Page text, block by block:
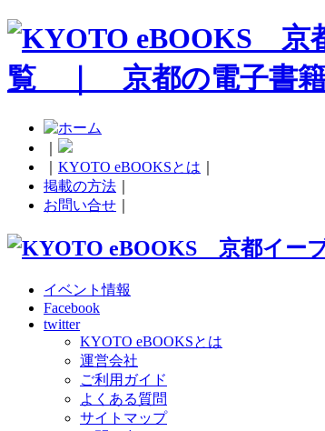
KYOTO eBOOKSとは
掲載の方法
お問い合せ
イベント情報
Facebook
twitter
KYOTO eBOOKSとは
運営会社
ご利用ガイド
よくある質問
サイトマップ